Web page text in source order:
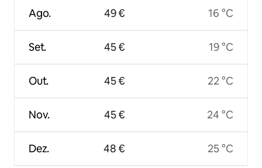
Ago.
Set.
Out.
Nov.
Dez.
49 €
45 €
45 €
45 €
48 €
16 °C
19 °C
22 °C
24 °C
25 °C